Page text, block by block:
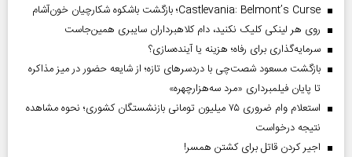
Castlevania: Belmont’s Curse؛ بازگشت باشکوه شکارچیان خون‌آشام
روی هر لینکی کلیک نکنید، دام کلاهبرداران سایبری همین‌جاست
سرمایه‌گذاری برای رفاه؛ هزینه یا آینده‌سازی؟
بازگشت مسعود شصت‌چی با دردسر‌های تازه؛ از شایعه حضور در میز مذاکره
تا پایان فیلمبرداری «مرد سه‌هزارچهره»
استعلام وام ضروری ۷۵ میلیون تومانی بازنشستگان کشوری؛ نحوه مشاهده
نتیجه درخواست
اجیر کردن قاتل برای کشتن همسر!